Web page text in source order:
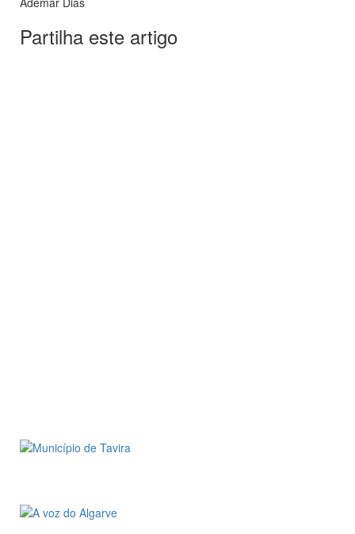
Partilha este artigo